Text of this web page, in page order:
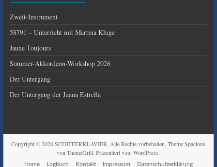
Zweit-Instrument
58791 – Unterricht mit Martina Kluge
Jaune Toujours
Sommer-Akkordeon-Workshop 2026
Der Untergang
Der Untergang der Juana Estrella
Copyright © 2026SCHIFFERKLAVIER. Alle Rechte vorbehalten. ThemeSpacious
von ThemeGrill. Präsentiert von:WordPress.
Home Logbuch Kontakt Impressum Datenschutzerklärung